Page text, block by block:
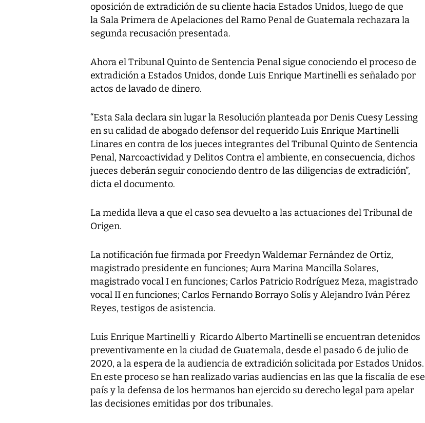
oposición de extradición de su cliente hacia Estados Unidos, luego de que
la Sala Primera de Apelaciones del Ramo Penal de Guatemala rechazara la
segunda recusación presentada.
Ahora el Tribunal Quinto de Sentencia Penal sigue conociendo el proceso de
extradición a Estados Unidos, donde Luis Enrique Martinelli es señalado por
actos de lavado de dinero.
“Esta Sala declara sin lugar la Resolución planteada por Denis Cuesy Lessing
en su calidad de abogado defensor del requerido Luis Enrique Martinelli
Linares en contra de los jueces integrantes del Tribunal Quinto de Sentencia
Penal, Narcoactividad y Delitos Contra el ambiente, en consecuencia, dichos
jueces deberán seguir conociendo dentro de las diligencias de extradición”,
dicta el documento.
La medida lleva a que el caso sea devuelto a las actuaciones del Tribunal de
Origen.
La notificación fue firmada por Freedyn Waldemar Fernández de Ortiz,
magistrado presidente en funciones; Aura Marina Mancilla Solares,
magistrado vocal I en funciones; Carlos Patricio Rodríguez Meza, magistrado
vocal II en funciones; Carlos Fernando Borrayo Solís y Alejandro Iván Pérez
Reyes, testigos de asistencia.
Luis Enrique Martinelli y Ricardo Alberto Martinelli se encuentran detenidos
preventivamente en la ciudad de Guatemala, desde el pasado 6 de julio de
2020, a la espera de la audiencia de extradición solicitada por Estados Unidos.
En este proceso se han realizado varias audiencias en las que la fiscalía de ese
país y la defensa de los hermanos han ejercido su derecho legal para apelar
las decisiones emitidas por dos tribunales.